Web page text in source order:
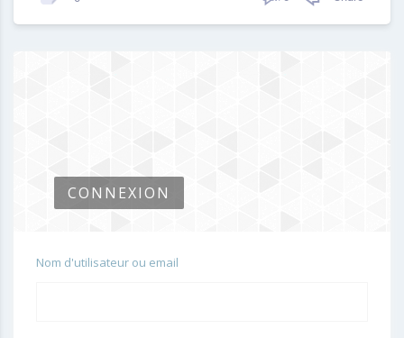
CONNEXION
Nom d'utilisateur ou email